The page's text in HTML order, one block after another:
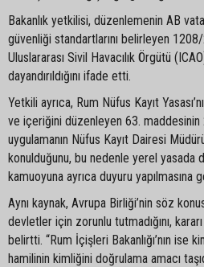
Bakanlık yetkilisi, düzenlemenin AB
güvenliği standartlarını belirleyen
Uluslararası Sivil Havacılık Örgütü
dayandırıldığını ifade etti.
Yetkili ayrıca, Rum Nüfus Kayıt
ve içeriğini düzenleyen 63. maddesinin
uygulamanın Nüfus Kayıt Dairesi
konulduğunu, bu nedenle yerel yasada
kamuoyuna ayrıca duyuru
Aynı kaynak, Avrupa Birliği’nin söz
devletler için zorunlu tutmadığını,
belirtti. “Rum İçişleri Bakanlığı’nın ise
hamilinin kimliğini doğrulama amacı